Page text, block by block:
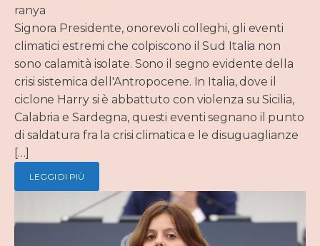
ranya
Signora Presidente, onorevoli colleghi, gli eventi
climatici estremi che colpiscono il Sud Italia non
sono calamità isolate. Sono il segno evidente della
crisi sistemica dell'Antropocene. In Italia, dove il
ciclone Harry si è abbattuto con violenza su Sicilia,
Calabria e Sardegna, questi eventi segnano il punto
di saldatura fra la crisi climatica e le disuguaglianze
[…]
LEGGI DI PIÙ